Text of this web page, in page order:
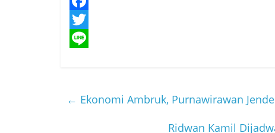
F
a
T
← Ekonomi Ambruk, Purnawirawan
Ridwan Kamil